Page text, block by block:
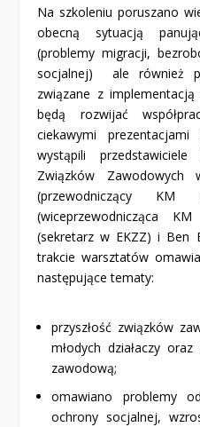
Na szkoleniu poruszano
obecną sytuacją
(problemy migracji,
socjalnej) ale również
związane z
będą rozwijać
ciekawymi
wystąpili przedstawiciele
Związków
(przewodniczący
(wiceprzewodnicząca
(sekretarz w EKZZ) i Ben
trakcie warsztatów
następujące tematy:
przyszłość związków
młodych działaczy
zawodową;
omawiano problemy
ochrony socjalnej,